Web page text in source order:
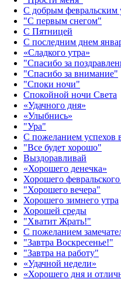
С добрым февральским
"С первым снегом"
С Пятницей
С последним днем
«Сладкого утра»‎
"Спасибо за
"Спасибо за внимание"
"Споки ночи"
Спокойной ночи Света
«Удачного дня»‎
«Улыбнись»‎
"Ура"
С пожеланием успехов
"Все будет хорошо"
Выздоравливай
«‎Хорошего денечка»‎
Хорошего
"Хорошего вечера"
Хорошего зимнего утра
Хорошей среды
"Хватит Жрать!"
С пожеланием
"Завтра Воскресенье!"
"Завтра на работу"
«Удачной недели»‎
«Хорошего дня и